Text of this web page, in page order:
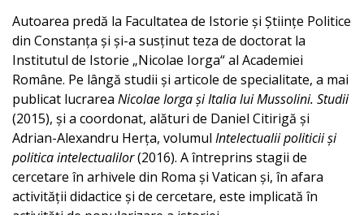
Autoarea predă la Facultatea de Istorie și Științe Politice
din Constanța și și-a susținut teza de doctorat la
Institutul de Istorie „Nicolae Iorga“ al Academiei
Române. Pe lângă studii și articole de specialitate, a mai
publicat lucrarea Nicolae Iorga și Italia lui Mussolini. Studii
(2015), și a coordonat, alături de Daniel Citirigă și
Adrian-Alexandru Herța, volumul Intelectualii politicii și
politica intelectualilor(2016). A întreprins stagii de
cercetare în arhivele din Roma și Vatican și, în afara
activității didactice și de cercetare, este implicată în